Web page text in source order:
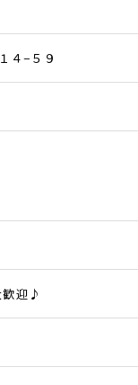
４−５９
歓迎♪